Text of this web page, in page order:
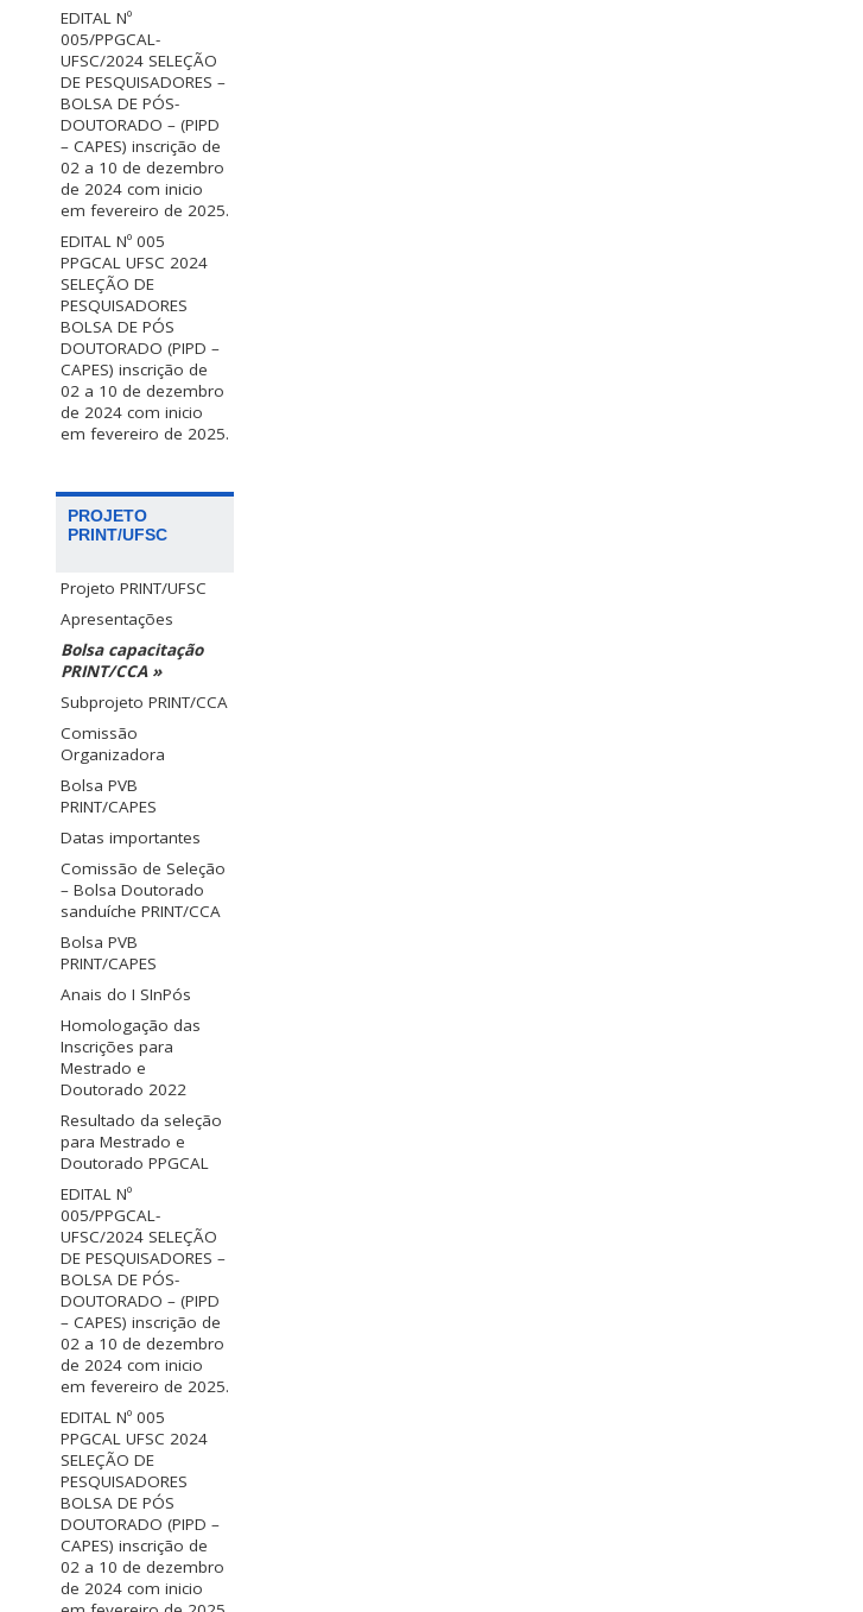
EDITAL Nº
005/PPGCAL-
UFSC/2024 SELEÇÃO
DE PESQUISADORES –
BOLSA DE PÓS-
DOUTORADO – (PIPD
– CAPES) inscrição de
02 a 10 de dezembro
de 2024 com inicio
em fevereiro de 2025.
EDITAL Nº 005
PPGCAL UFSC 2024
SELEÇÃO DE
PESQUISADORES
BOLSA DE PÓS
DOUTORADO (PIPD –
CAPES) inscrição de
02 a 10 de dezembro
de 2024 com inicio
em fevereiro de 2025.
PROJETO
PRINT/UFSC
Projeto PRINT/UFSC
Apresentações
Bolsa capacitação
PRINT/CCA »
Subprojeto PRINT/CCA
Comissão
Organizadora
Bolsa PVB
PRINT/CAPES
Datas importantes
Comissão de Seleção
– Bolsa Doutorado
sanduíche PRINT/CCA
Bolsa PVB
PRINT/CAPES
Anais do I SInPós
Homologação das
Inscrições para
Mestrado e
Doutorado 2022
Resultado da seleção
para Mestrado e
Doutorado PPGCAL
EDITAL Nº
005/PPGCAL-
UFSC/2024 SELEÇÃO
DE PESQUISADORES –
BOLSA DE PÓS-
DOUTORADO – (PIPD
– CAPES) inscrição de
02 a 10 de dezembro
de 2024 com inicio
em fevereiro de 2025.
EDITAL Nº 005
PPGCAL UFSC 2024
SELEÇÃO DE
PESQUISADORES
BOLSA DE PÓS
DOUTORADO (PIPD –
CAPES) inscrição de
02 a 10 de dezembro
de 2024 com inicio